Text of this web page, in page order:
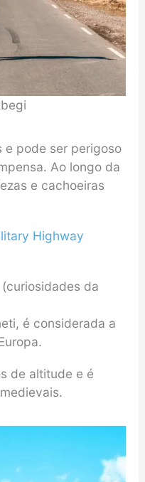
e pode ser perigoso
Ao longo da
e cachoeiras
Highway
da
é considerada a
de altitude e é